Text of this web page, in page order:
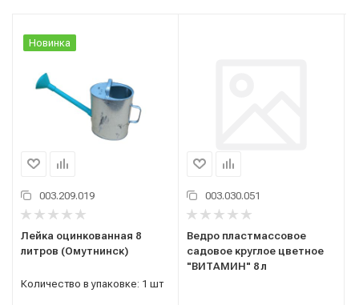
Новинка
003.209.019
Лейка оцинкованная 8
литров (Омутнинск)
Количество в упаковке: 1 шт
003.030.051
Ведро пластмассовое
садовое круглое цветное
"ВИТАМИН" 8 л